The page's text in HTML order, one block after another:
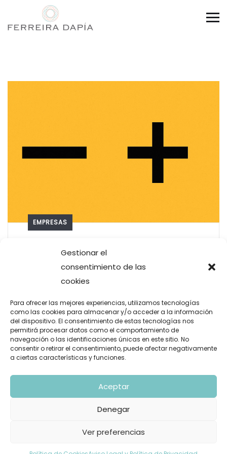
Gestionar el
consentimiento de las
cookies
Para ofrecer las mejores experiencias, utilizamos tecnologías
como las cookies para almacenar y/o acceder a la información
del dispositivo. El consentimiento de estas tecnologías nos
permitirá procesar datos como el comportamiento de
navegación o las identificaciones únicas en este sitio. No
consentir o retirar el consentimiento, puede afectar negativamente
a ciertas características y funciones.
Aceptar
Denegar
Ver preferencias
EMPRESAS
Menos Estado y más sector
privado.
pido porque he comprobado que el único
modelo sostenible es aquel en el que el
Estado actúa como un cliente de élite.
Leer más